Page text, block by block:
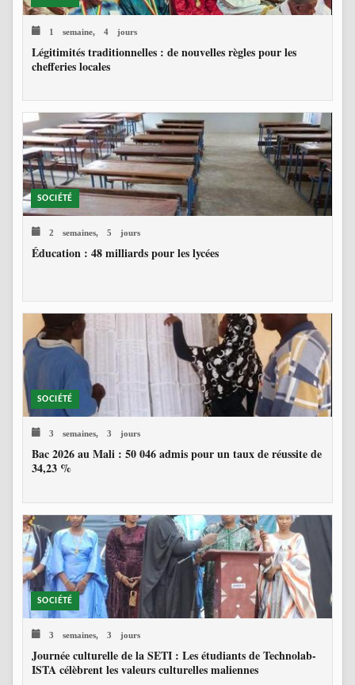
1 semaine, 4 jours
Légitimités traditionnelles : de nouvelles règles pour les
chefferies locales
SOCIÉTÉ
2 semaines, 5 jours
Éducation : 48 milliards pour les lycées
SOCIÉTÉ
3 semaines, 3 jours
Bac 2026 au Mali : 50 046 admis pour un taux de réussite de
34,23 %
SOCIÉTÉ
3 semaines, 3 jours
Journée culturelle de la SETI : Les étudiants de Technolab-
ISTA célèbrent les valeurs culturelles maliennes